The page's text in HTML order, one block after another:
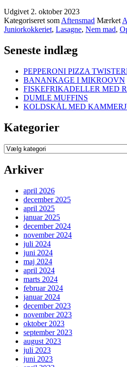
Udgivet2. oktober 2023
Kategoriseret somAftensmad Mærket
Juniorkokkeriet, Lasagne, Nem mad,
Seneste indlæg
PEPPERONI PIZZA
BANANKAGE I MIKROOVN
FISKEFRIKADELLER MED
DUMLE MUFFINS
KOLDSKÅL MED
Kategorier
Kategorier
Arkiver
april 2026
december 2025
april 2025
januar 2025
december 2024
november 2024
juli 2024
juni 2024
maj 2024
april 2024
marts 2024
februar 2024
januar 2024
december 2023
november 2023
oktober 2023
september 2023
august 2023
juli 2023
juni 2023